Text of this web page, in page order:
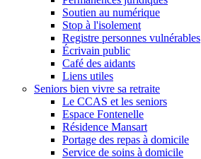
Soutien au numérique
Stop à l'isolement
Registre personnes vulnérables
Écrivain public
Café des aidants
Liens utiles
Seniors bien vivre sa retraite
Le CCAS et les seniors
Espace Fontenelle
Résidence Mansart
Portage des repas à domicile
Service de soins à domicile